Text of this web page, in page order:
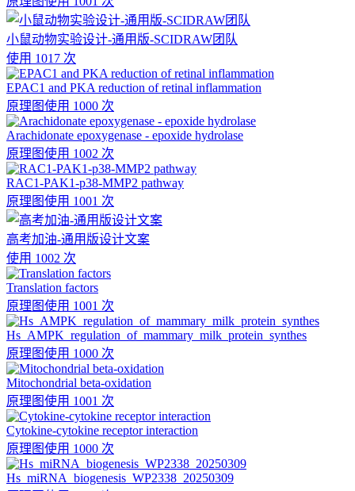
小鼠动物实验设计-通用版-SCIDRAW团队
使用 1017 次
EPAC1 and PKA reduction of retinal inflammation
原理图使用 1000 次
Arachidonate epoxygenase - epoxide hydrolase
原理图使用 1002 次
RAC1-PAK1-p38-MMP2 pathway
原理图使用 1001 次
高考加油-通用版设计文案
使用 1002 次
Translation factors
原理图使用 1001 次
Hs_AMPK_regulation_of_mammary_milk_protein_synthes
原理图使用 1000 次
Mitochondrial beta-oxidation
原理图使用 1001 次
Cytokine-cytokine receptor interaction
原理图使用 1000 次
Hs_miRNA_biogenesis_WP2338_20250309